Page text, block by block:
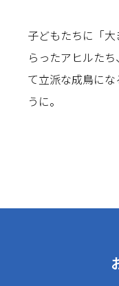
子どもたちに「
らったアヒルた
て立派な成鳥に
うに。